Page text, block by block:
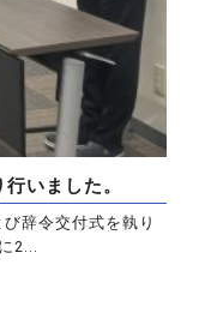
いました。
辞令交付式を執り
2...